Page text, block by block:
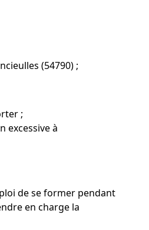
(54790) ;
;
excessive à
de se former pendant
en charge la